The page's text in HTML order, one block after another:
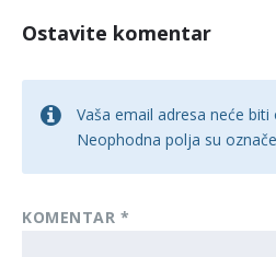
Ostavite komentar
Vaša email adresa neće biti
Neophodna polja su
KOMENTAR*